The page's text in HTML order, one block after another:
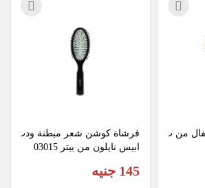
من ب
فرشاة كوشن شعر مبطنة ودب
ابيس نايلون من بيتر 03015
145 جنيه